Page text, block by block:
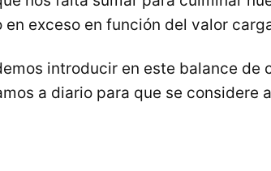
exceso en función del valor
introducir en este balance de
a diario para que se considere